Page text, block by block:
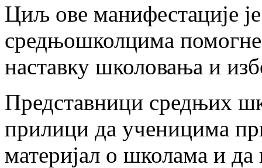
Циљ ове манифестације
средњошколцима
наставку школовања и
Представници средњих
прилици да ученицима
материјал о школама и да